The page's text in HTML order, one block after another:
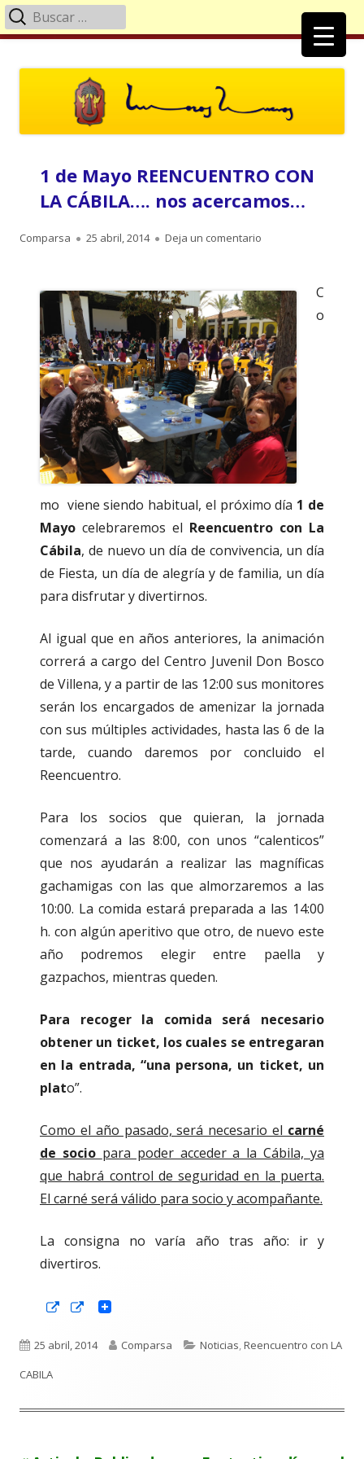
Menú
Buscar:
1 de Mayo REENCUENTRO CON
LA CÁBILA…. nos acercamos…
Autor
Comparsa
Publicado
25 abril, 2014 Deja un comentario
C
o
mo viene siendo habitual, el próximo día 1 de
Mayo celebraremos el Reencuentro con La
Cábila, de nuevo un día de convivencia, un día
de Fiesta, un día de alegría y de familia, un día
para disfrutar y divertirnos.
Al igual que en años anteriores, la animación
correrá a cargo del Centro Juvenil Don Bosco
de Villena, y a partir de las 12:00 sus monitores
serán los encargados de amenizar la jornada
con sus múltiples actividades, hasta las 6 de la
tarde, cuando daremos por concluido el
Reencuentro.
Para los socios que quieran, la jornada
comenzará a las 8:00, con unos “calenticos”
que nos ayudarán a realizar las magníficas
gachamigas con las que almorzaremos a las
10:00. La comida estará preparada a las 14:00
h. con algún aperitivo que otro, de nuevo este
año podremos elegir entre paella y
gazpachos, mientras queden.
Para recoger la comida será necesario
obtener un ticket, los cuales se entregaran
en la entrada, “una persona, un ticket, un
plato”.
Como el año pasado, será necesario el carné
de socio para poder acceder a la Cábila, ya
que habrá control de seguridad en la puerta.
El carné será válido para socio y acompañante.
La consigna no varía año tras año: ir y
divertiros.
Abrir
ventana
Abrir
ventana
Publicado
el
25 abril, 2014 Autor
Comparsa Categorías
Noticias,Reencuentro con LA
CABILA